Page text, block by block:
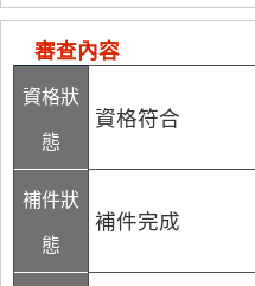
審查內容
資格狀
態
資格符合
補件狀
態
補件完成